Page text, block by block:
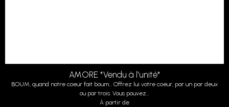
AMORE *Vendu à l'unité*
BOUM, quand notre coeur fait boum... Offrez lui votre coeur, par un par deux
ou par trois. Vous pouvez...
À partir de